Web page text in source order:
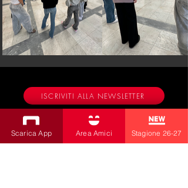
ISCRIVITI ALLA NEWSLETTER
Produzioni
Scarica App Area Amici Stagione 26-27